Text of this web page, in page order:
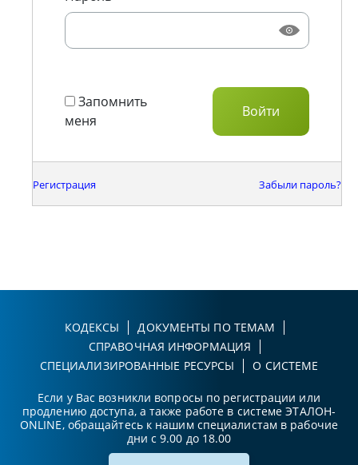
Запомнить
меня
Регистрация Забыли пароль?
КОДЕКСЫ
ДОКУМЕНТЫ ПО ТЕМАМ
СПРАВОЧНАЯ ИНФОРМАЦИЯ
СПЕЦИАЛИЗИРОВАННЫЕ РЕСУРСЫ
О СИСТЕМЕ
Если у Вас возникли вопросы по регистрации или
продлению доступа, а также работе в системе ЭТАЛОН-
ONLINE, обращайтесь к нашим специалистам в рабочие
дни с 9.00 до 18.00